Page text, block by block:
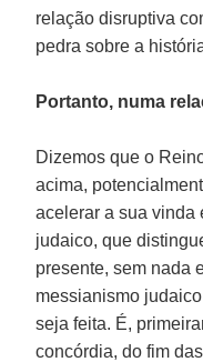
relação disruptiva
pedra sobre a
Portanto, numa
Dizemos que o
acima,
acelerar a sua vinda
judaico, que
presente, sem nada
messianismo
seja feita. É,
concórdia, do fim